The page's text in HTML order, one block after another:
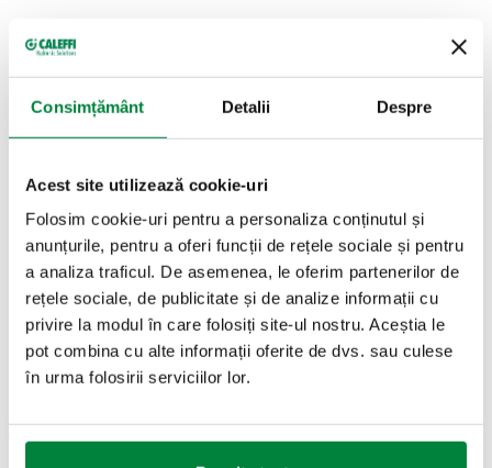
Consimțământ Detalii Despre
Acest site utilizează cookie-uri
Folosim cookie-uri pentru a personaliza conținutul și
anunțurile, pentru a oferi funcții de rețele sociale și pentru
a analiza traficul. De asemenea, le oferim partenerilor de
rețele sociale, de publicitate și de analize informații cu
privire la modul în care folosiți site-ul nostru. Aceștia le
pot combina cu alte informații oferite de dvs. sau culese
în urma folosirii serviciilor lor.
Semnal de comandă
Curent absorbit în regim normal
Plajă de temperatură ambiantă de funcționare:0–60 °C
CERTIFICĂRI
DESENE ȘI SPECIFICAȚII
Actions